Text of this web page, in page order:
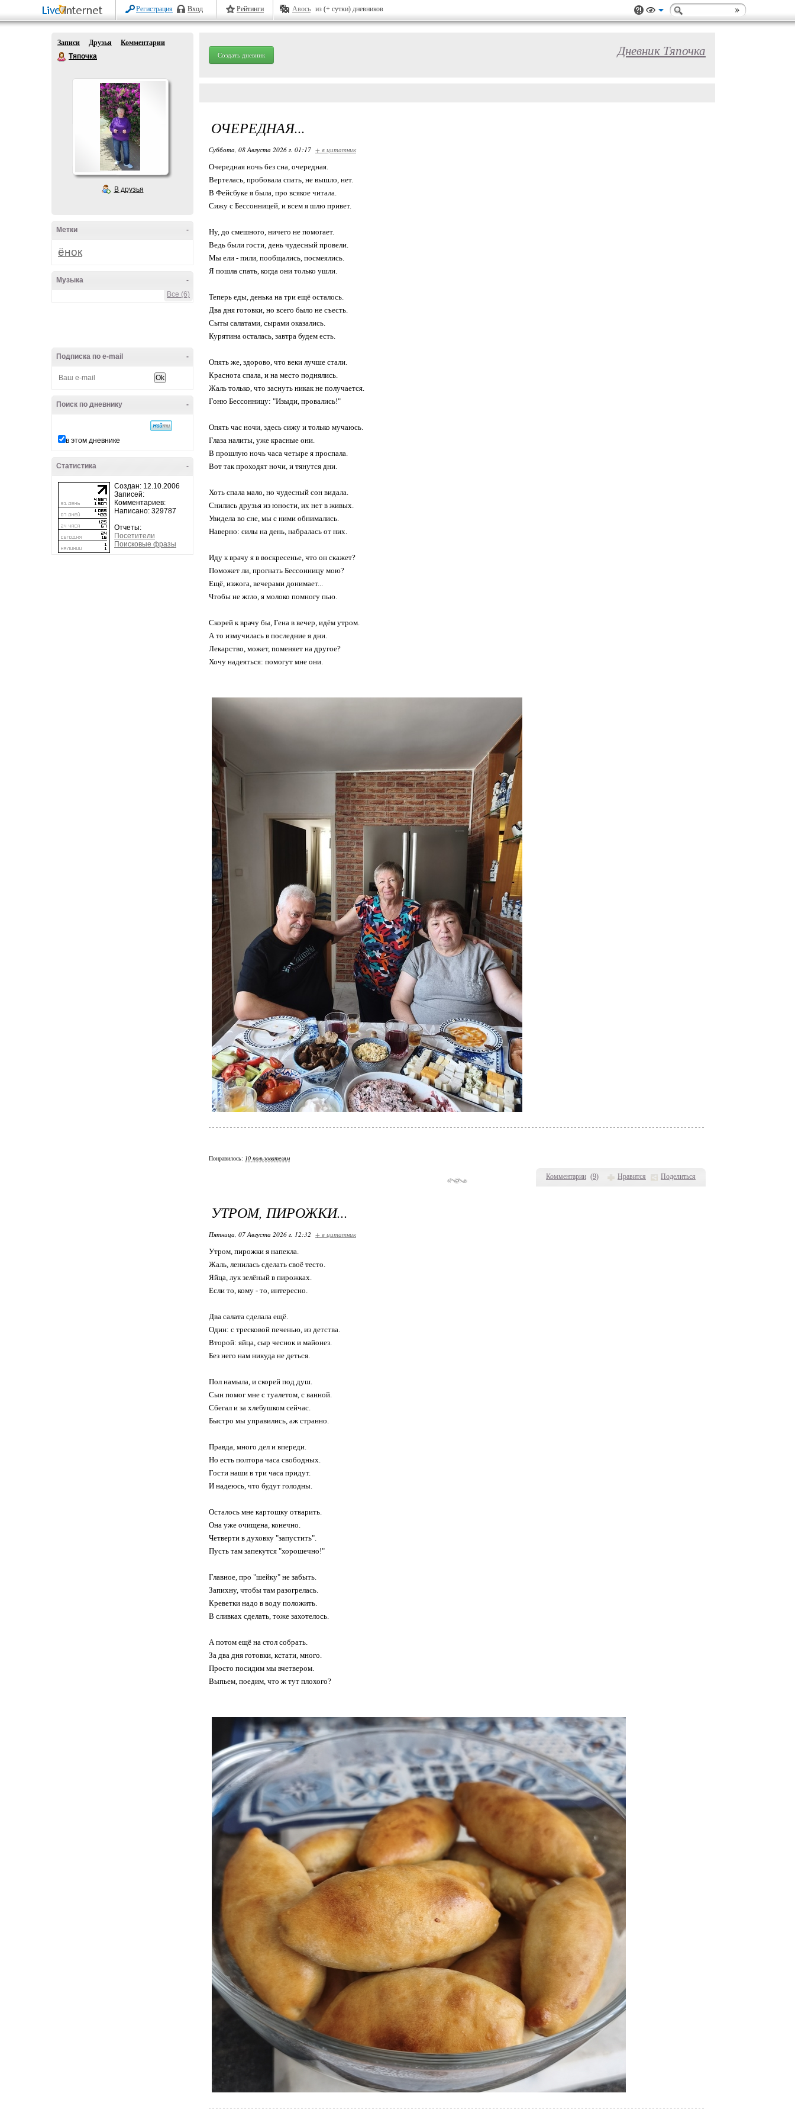
Регистрация Вход Рейтинги Авось из (+ сутки) дневников
Записи Друзья
Комментарии
Тяпочка
В друзья
-
Метки
ёнок
-
Музыка
Все (6)
-
Подписка по e-mail
-
Поиск по дневнику
в этом дневнике
-
Статистика
Создан: 12.10.2006
Записей:
Комментариев:
Написано: 329787
Отчеты:
Посетители
Поисковые фразы
Создать дневник Дневник Тяпочка
Комментарии (9) Нравится Поделиться
ОЧЕРЕДНАЯ...
Суббота, 08 Августа 2026 г. 01:17 + в цитатник
Очередная ночь без сна, очередная.
Вертелась, пробовала спать, не вышло, нет.
В Фейсбуке я была, про всякое читала.
Сижу с Бессонницей, и всем я шлю привет.
Ну, до смешного, ничего не помогает.
Ведь были гости, день чудесный провели.
Мы ели - пили, пообщались, посмеялись.
Я пошла спать, когда они только ушли.
Теперь еды, денька на три ещё осталось.
Два дня готовки, но всего было не съесть.
Сыты салатами, сырами оказались.
Курятина осталась, завтра будем есть.
Опять же, здорово, что веки лучше стали.
Краснота спала, и на место поднялись.
Жаль только, что заснуть никак не получается.
Гоню Бессонницу: "Изыди, провались!"
Опять час ночи, здесь сижу и только мучаюсь.
Глаза налиты, уже красные они.
В прошлую ночь часа четыре я проспала.
Вот так проходят ночи, и тянутся дни.
Хоть спала мало, но чудесный сон видала.
Снились друзья из юности, их нет в живых.
Увидела во сне, мы с ними обнимались.
Наверно: силы на день, набралась от них.
Иду к врачу я в воскресенье, что он скажет?
Поможет ли, прогнать Бессонницу мою?
Ещё, изжога, вечерами донимает...
Чтобы не жгло, я молоко помногу пью.
Скорей к врачу бы, Гена в вечер, идём утром.
А то измучилась в последние я дни.
Лекарство, может, поменяет на другое?
Хочу надеяться: помогут мне они.
Понравилось: 10 пользователям
УТРОМ, ПИРОЖКИ...
Пятница, 07 Августа 2026 г. 12:32 + в цитатник
Утром, пирожки я напекла.
Жаль, ленилась сделать своё тесто.
Яйца, лук зелёный в пирожках.
Если то, кому - то, интересно.
Два салата сделала ещё.
Один: с тресковой печенью, из детства.
Второй: яйца, сыр чеснок и майонез.
Без него нам никуда не деться.
Пол намыла, и скорей под душ.
Сын помог мне с туалетом, с ванной.
Сбегал и за хлебушком сейчас.
Быстро мы управились, аж странно.
Правда, много дел и впереди.
Но есть полтора часа свободных.
Гости наши в три часа придут.
И надеюсь, что будут голодны.
Осталось мне картошку отварить.
Она уже очищена, конечно.
Четверти в духовку "запустить".
Пусть там запекутся "хорошечно!"
Главное, про "шейку" не забыть.
Запихну, чтобы там разогрелась.
Креветки надо в воду положить.
В сливках сделать, тоже захотелось.
А потом ещё на стол собрать.
За два дня готовки, кстати, много.
Просто посидим мы вчетвером.
Выпьем, поедим, что ж тут плохого?